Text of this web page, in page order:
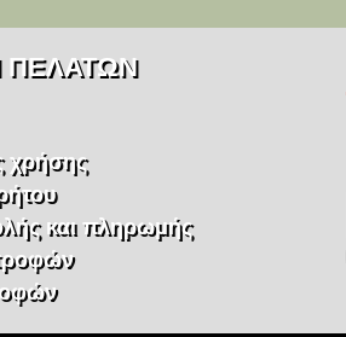
ΠΕΛΑΤΏΝ
χρήσης
και πληρωμής